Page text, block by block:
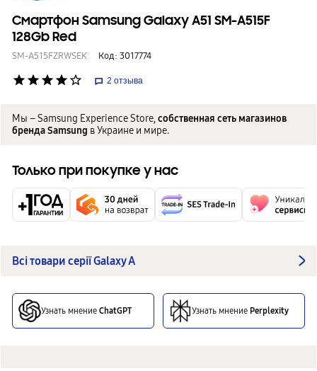
Смартфон Samsung Galaxy A51 SM-A515F
128Gb Red
SM-A515FZRWSEK Код: 3017774
star star star star star_border 2 отзыва
Мы – Samsung Experience Store,собственная сеть магазинов
бренда Samsung в Украине и мире.
Только при покупке у нас
Всі товари серії Galaxy A
Узнать мнение ChatGPT Узнать мнение Perplexity